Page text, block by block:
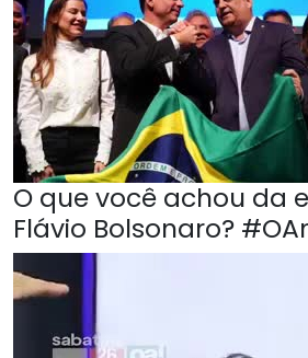
O que você achou da
Flávio Bolsonaro?